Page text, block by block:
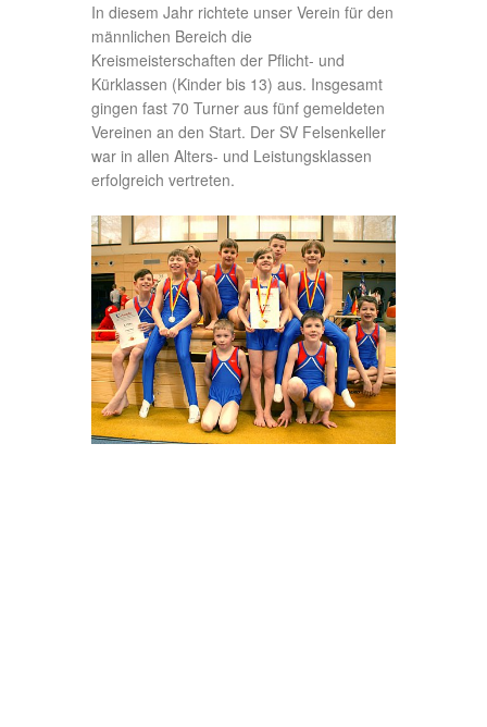
In diesem Jahr richtete unser Verein für den
männlichen Bereich die
Kreismeisterschaften der Pflicht- und
Kürklassen (Kinder bis 13) aus. Insgesamt
gingen fast 70 Turner aus fünf gemeldeten
Vereinen an den Start. Der SV Felsenkeller
war in allen Alters- und Leistungsklassen
erfolgreich vertreten.